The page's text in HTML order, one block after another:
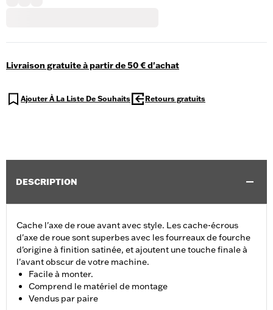
Livraison gratuite à partir de 50 € d'achat
Ajouter À La Liste De Souhaits Retours gratuits
DESCRIPTION
Cache l'axe de roue avant avec style. Les cache-écrous
d'axe de roue sont superbes avec les fourreaux de fourche
d'origine à finition satinée, et ajoutent une touche finale à
l'avant obscur de votre machine.
Facile à monter.
Comprend le matériel de montage
Vendus par paire